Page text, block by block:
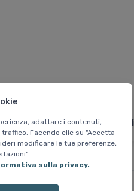
adattare i contenuti,
Facendo clic su "Accetta
modificare le tue preferenze,
sulla privacy.
le scorte attuali. Le